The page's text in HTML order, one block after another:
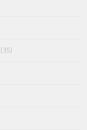
(35)